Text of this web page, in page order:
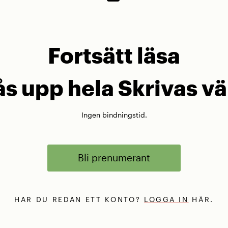
Fortsätt läsa
upp hela Skrivas
Ingen bindningstid.
Bli prenumerant
HAR DU REDAN ETT KONTO? LOGGA IN HÄR.